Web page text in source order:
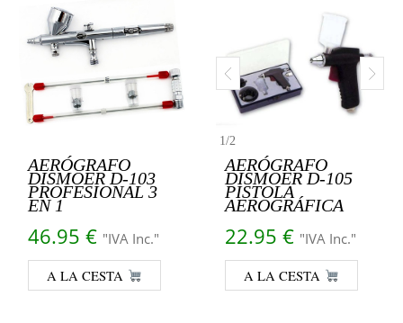
AERÓGRAFO
DISMOER D-103
PROFESIONAL 3
EN 1
46.95 € "IVA Inc."
A LA CESTA
1/2
AERÓGRAFO
DISMOER D-105
PISTOLA
AEROGRÁFICA
22.95 € "IVA Inc."
A LA CESTA